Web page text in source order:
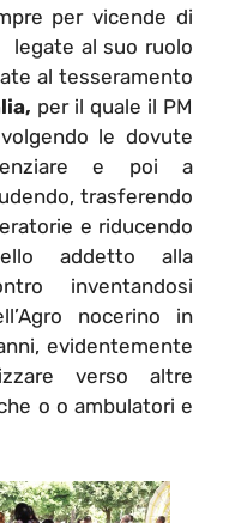
per vicende di
legate al suo ruolo
al tesseramento
per il quale il PM
le dovute
e poi a
trasferendo
e riducendo
addetto alla
inventandosi
nocerino in
evidentemente
verso altre
o o ambulatori e